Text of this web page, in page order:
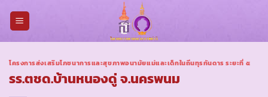
โครงการส่งเสริมโภชนาการและสุขภาพอนามัยแม่และเด็กในถิ่นทุรกันดาร ระยะที่ ๕
รร.ตชด.บ้านหนองดู่ จ.นครพนม